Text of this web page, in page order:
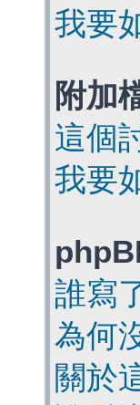
我要
附加
這個
我要
誰寫
為何
關於